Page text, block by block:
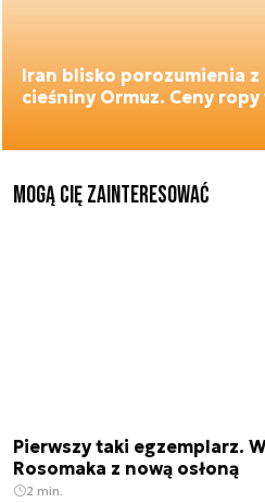
Iran blisko porozumienia z
cieśniny Ormuz. Ceny ropy
Mogą Cię zainteresować
Pierwszy taki egzemplarz.
Rosomaka z nową osłoną
2 min.